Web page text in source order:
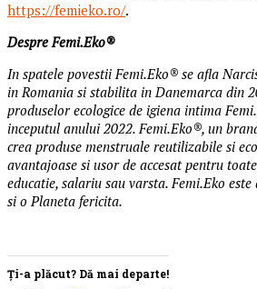
https://femieko.ro/.
Despre Femi.Eko®
In spatele povestii Femi.Eko® se afla
in Romania si stabilita in Danemarca din
produselor ecologice de igiena intima
inceputul anului 2022. Femi.Eko®, un
crea produse menstruale reutilizabile si
avantajoase si usor de accesat pentru
educatie, salariu sau varsta. Femi.Eko
si o Planeta fericita.
Ți-a plăcut? Dă mai departe!